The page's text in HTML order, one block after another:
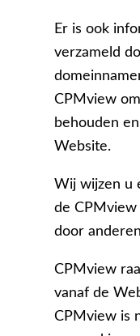
Er is ook
verzameld
CPMview
behouden
Website.
Wij wijzen u
de CPMview
door
CPMview
vanaf de
CPMview is